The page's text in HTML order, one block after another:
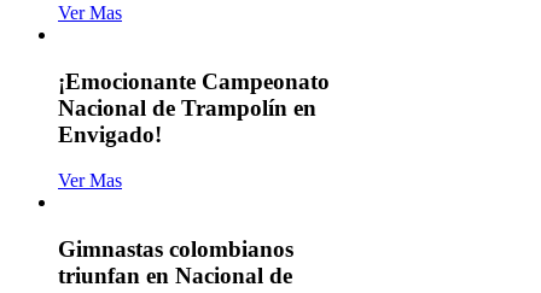
Ver Mas
¡Emocionante Campeonato
Nacional de Trampolín en
Envigado!
Ver Mas
Gimnastas colombianos
triunfan en Nacional de